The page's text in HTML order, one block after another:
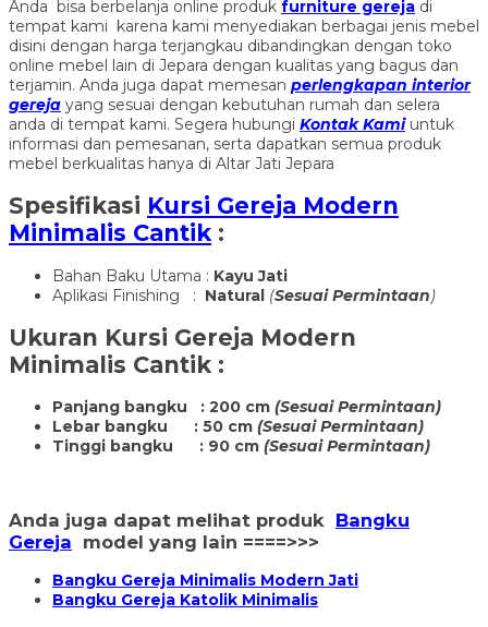
Anda bisa berbelanja online produk furniture gereja di
tempat kami karena kami menyediakan berbagai jenis mebel
disini dengan harga terjangkau dibandingkan dengan toko
online mebel lain di Jepara dengan kualitas yang bagus dan
terjamin. Anda juga dapat memesan perlengkapan interior
gereja yang sesuai dengan kebutuhan rumah dan selera
anda di tempat kami. Segera hubungi Kontak Kamiuntuk
informasi dan pemesanan, serta dapatkan semua produk
mebel berkualitas hanya di Altar Jati Jepara
Spesifikasi Kursi Gereja Modern
Minimalis Cantik :
Bahan Baku Utama : Kayu Jati
Aplikasi Finishing : Natural (Sesuai Permintaan)
Ukuran Kursi Gereja Modern
Minimalis Cantik :
Panjang bangku : 200 cm (Sesuai Permintaan)
Lebar bangku : 50 cm (Sesuai Permintaan)
Tinggi bangku : 90 cm (Sesuai Permintaan)
Anda juga dapat melihat produk Bangku
Gereja model yang lain ====>>>
Bangku Gereja Minimalis Modern Jati
Bangku Gereja Katolik Minimalis